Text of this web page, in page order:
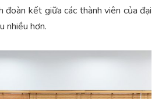
đoàn kết giữa các thành viên của đại
nhiều hơn.